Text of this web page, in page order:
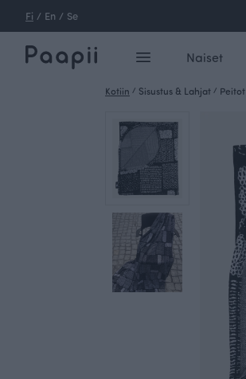
Fi / En / Se
Naiset
Kotiin / Sisustus & Lahjat / Peitot